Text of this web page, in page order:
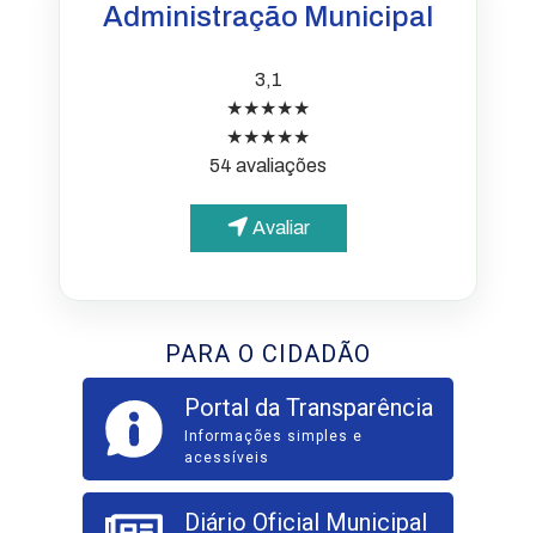
Administração Municipal
3,1
★★★★★
★★★★★
54 avaliações
Avaliar
PARA O CIDADÃO
Portal da Transparência
Informações simples e
acessíveis
Diário Oficial Municipal